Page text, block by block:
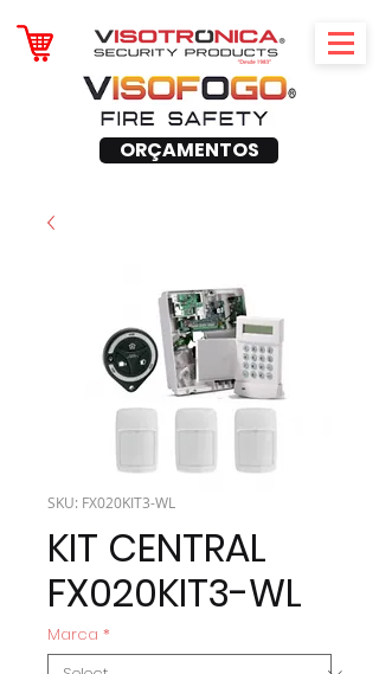
ORÇAMENTOS
SKU: FX020KIT3-WL
KIT CENTRAL
FX020KIT3-WL
Marca *